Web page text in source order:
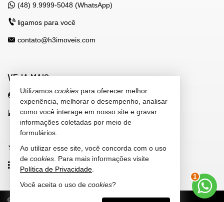
(48) 9.9999-5048 (WhatsApp)
ligamos para você
contato@h3imoveis.com
VEJA MAIS
área do cliente
indicadores financeiros
cadastre seu imóvel
imóveis favoritos
mapa de imóveis
© Política de Privacidade
1
Utilizamos cookies para oferecer melhor
experiência, melhorar o desempenho, analisar
como você interage em nosso site e gravar
informações coletadas por meio de
formulários.
Ao utilizar esse site, você concorda com o uso
de cookies . Para mais informações visite
Política de Privacidade
Você aceita o uso de cookies?